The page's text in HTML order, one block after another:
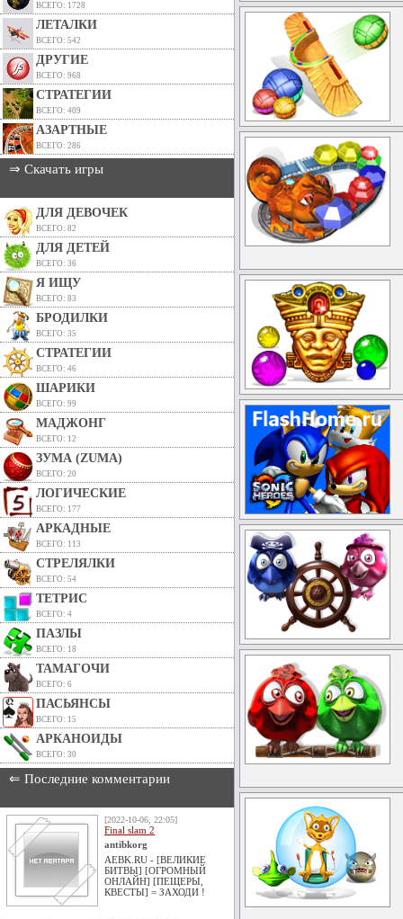
ВСЕГО: 1728
ЛЕТАЛКИ
ВСЕГО: 542
ДРУГИЕ
ВСЕГО: 968
СТРАТЕГИИ
ВСЕГО: 409
АЗАРТНЫЕ
ВСЕГО: 286
⇒ Скачать игры
ДЛЯ ДЕВОЧЕК
ВСЕГО: 82
ДЛЯ ДЕТЕЙ
ВСЕГО: 36
Я ИЩУ
ВСЕГО: 83
БРОДИЛКИ
ВСЕГО: 35
СТРАТЕГИИ
ВСЕГО: 46
ШАРИКИ
ВСЕГО: 99
МАДЖОНГ
ВСЕГО: 12
ЗУМА (ZUMA)
ВСЕГО: 20
ЛОГИЧЕСКИЕ
ВСЕГО: 177
АРКАДНЫЕ
ВСЕГО: 113
СТРЕЛЯЛКИ
ВСЕГО: 54
ТЕТРИС
ВСЕГО: 4
ПАЗЛЫ
ВСЕГО: 18
ТАМАГОЧИ
ВСЕГО: 6
ПАСЬЯНСЫ
ВСЕГО: 15
АРКАНОИДЫ
ВСЕГО: 30
⇐ Последние комментарии
[2022-10-06, 22:05]
Final slam 2
antibkorg
AEBK.RU - [ВЕЛИКИЕ
БИТВЫ] [ОГРОМНЫЙ
ОНЛАЙН] [ПЕЩЕРЫ,
КВЕСТЫ] = ЗАХОДИ !